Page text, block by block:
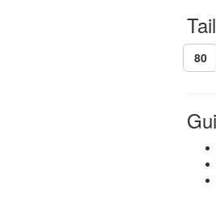
80